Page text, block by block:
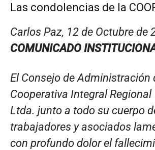
Las condolencias de la
Carlos Paz, 12 de Octubre de
COMUNICADO
El Consejo de Administración
Cooperativa Integral Regional
Ltda. junto a todo su cuerpo
trabajadores y asociados
con profundo dolor el